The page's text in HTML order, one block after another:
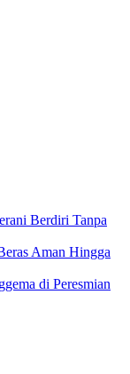
Berdiri Tanpa
Aman Hingga
di Peresmian